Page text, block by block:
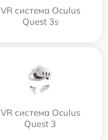
VR система Oculus
Quest 3s
VR система Oculus
Quest 3